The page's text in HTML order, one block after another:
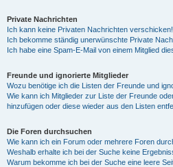
Private Nachrichten
Ich kann keine Privaten Nachrichten verschicken!
Ich bekomme ständig unerwünschte Private
Ich habe eine Spam-E-Mail von einem Mitglied
Freunde und ignorierte Mitglieder
Wozu benötige ich die Listen der Freunde und
Wie kann ich Mitglieder zur Liste der Freunde
hinzufügen oder diese wieder aus den Listen
Die Foren durchsuchen
Wie kann ich ein Forum oder mehrere Foren
Weshalb erhalte ich bei der Suche keine
Warum bekomme ich bei der Suche eine leere